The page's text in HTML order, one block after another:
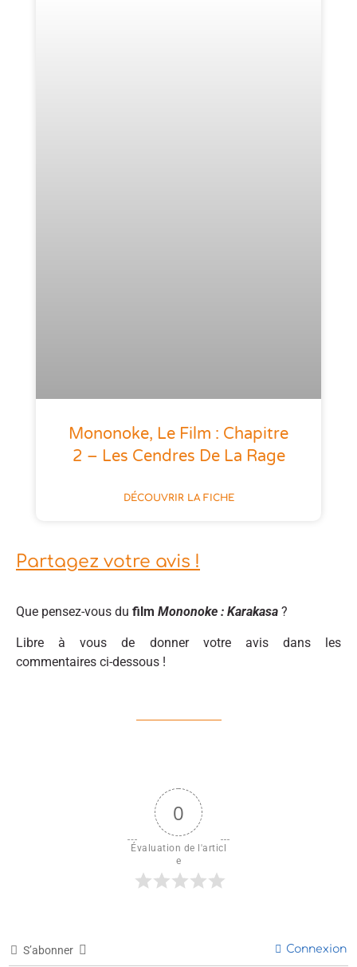
Mononoke, Le Film : Chapitre
2 – Les Cendres De La Rage
DÉCOUVRIR LA FICHE
Partagez votre avis !
Que pensez-vous du film Mononoke : Karakasa ?
Libre à vous de donner votre avis dans les
commentaires ci-dessous !
0
Évaluation de l'articl
e
S’abonner Connexion